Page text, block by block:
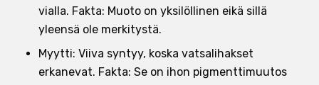
vialla. Fakta: Muoto on yksilöllinen eikä sillä
yleensä ole merkitystä.
Myytti: Viiva syntyy, koska vatsalihakset
erkanevat. Fakta: Se on ihon pigmenttimuutos